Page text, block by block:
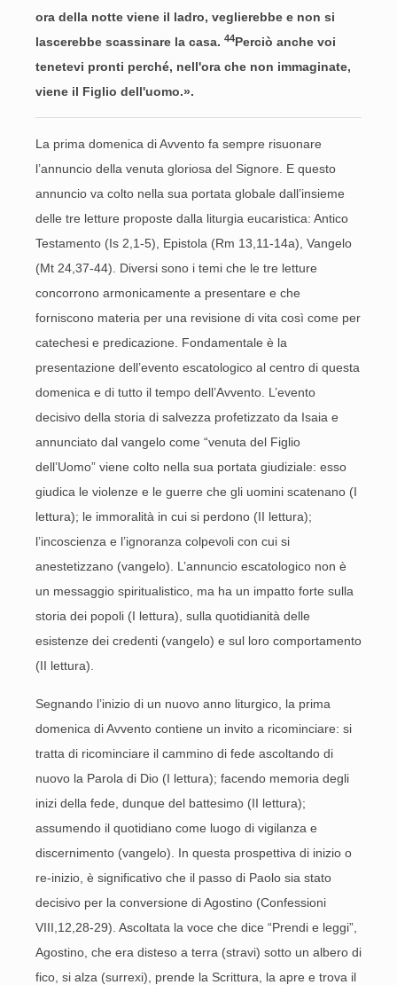
ora della notte viene il ladro, veglierebbe e non si
lascerebbe scassinare la casa. 44Perciò anche voi
tenetevi pronti perché, nell'ora che non immaginate,
viene il Figlio dell'uomo.».
La prima domenica di Avvento fa sempre risuonare
l’annuncio della venuta gloriosa del Signore. E questo
annuncio va colto nella sua portata globale dall’insieme
delle tre letture proposte dalla liturgia eucaristica: Antico
Testamento (Is 2,1-5), Epistola (Rm 13,11-14a), Vangelo
(Mt 24,37-44). Diversi sono i temi che le tre letture
concorrono armonicamente a presentare e che
forniscono materia per una revisione di vita così come per
catechesi e predicazione. Fondamentale è la
presentazione dell’evento escatologico al centro di questa
domenica e di tutto il tempo dell’Avvento. L’evento
decisivo della storia di salvezza profetizzato da Isaia e
annunciato dal vangelo come “venuta del Figlio
dell’Uomo” viene colto nella sua portata giudiziale: esso
giudica le violenze e le guerre che gli uomini scatenano (I
lettura); le immoralità in cui si perdono (II lettura);
l’incoscienza e l’ignoranza colpevoli con cui si
anestetizzano (vangelo). L’annuncio escatologico non è
un messaggio spiritualistico, ma ha un impatto forte sulla
storia dei popoli (I lettura), sulla quotidianità delle
esistenze dei credenti (vangelo) e sul loro comportamento
(II lettura).
Segnando l’inizio di un nuovo anno liturgico, la prima
domenica di Avvento contiene un invito a ricominciare: si
tratta di ricominciare il cammino di fede ascoltando di
nuovo la Parola di Dio (I lettura); facendo memoria degli
inizi della fede, dunque del battesimo (II lettura);
assumendo il quotidiano come luogo di vigilanza e
discernimento (vangelo). In questa prospettiva di inizio o
re-inizio, è significativo che il passo di Paolo sia stato
decisivo per la conversione di Agostino (Confessioni
VIII,12,28-29). Ascoltata la voce che dice “Prendi e leggi”,
Agostino, che era disteso a terra (stravi) sotto un albero di
fico, si alza (surrexi), prende la Scrittura, la apre e trova il